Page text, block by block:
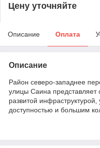
Цену уточняйте
Описание Оплата
Описание
Район северо-западнее
улицы Саина представляет
развитой
доступностью и большим